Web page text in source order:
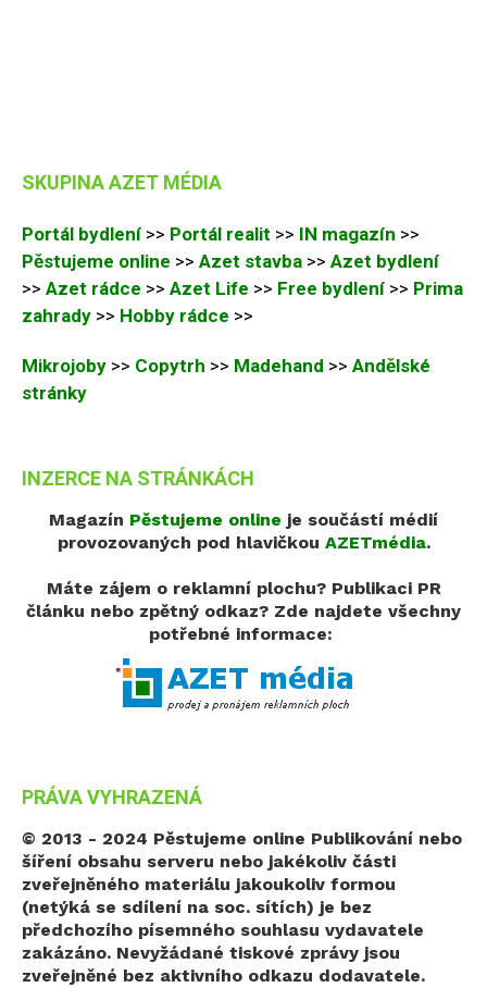
SKUPINA AZET MÉDIA
Portál bydlení >> Portál realit >> IN magazín >>
Pěstujeme online >> Azet stavba >> Azet bydlení
>> Azet rádce >> Azet Life >> Free bydlení >> Prima
zahrady >> Hobby rádce >>
Mikrojoby >> Copytrh >> Madehand >> Andělské
stránky
INZERCE NA STRÁNKÁCH
Magazín Pěstujeme online je součástí médií
provozovaných pod hlavičkou AZETmédia.
Máte zájem o reklamní plochu? Publikaci PR
článku nebo zpětný odkaz? Zde najdete všechny
potřebné informace:
PRÁVA VYHRAZENÁ
© 2013 - 2024 Pěstujeme online Publikování nebo
šíření obsahu serveru nebo jakékoliv části
zveřejněného materiálu jakoukoliv formou
(netýká se sdílení na soc. sítích) je bez
předchozího písemného souhlasu vydavatele
zakázáno. Nevyžádané tiskové zprávy jsou
zveřejněné bez aktivního odkazu dodavatele.